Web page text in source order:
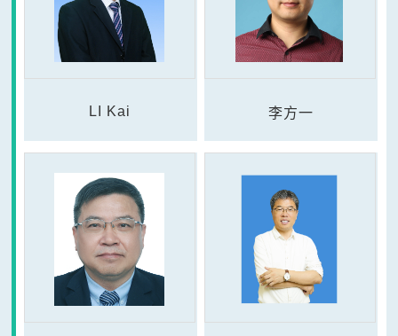
LI Kai 李方一